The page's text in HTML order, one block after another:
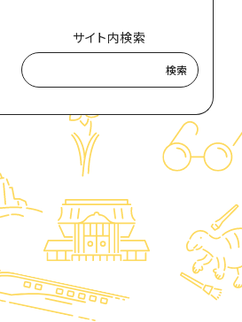
サイト内検索
検索